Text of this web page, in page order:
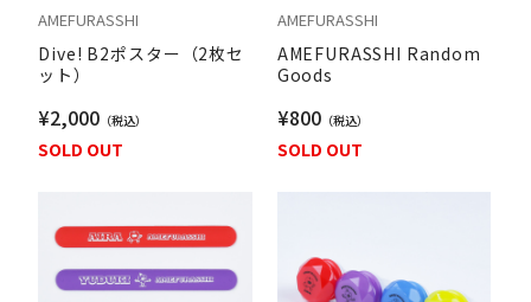
SOLD OUT
AMEFURASSHI
Dive! B2ポスター（2枚セ
ット）
¥2,000
SOLD OUT
AMEFURASSHI
AMEFURASSHI Random
Goods
¥800